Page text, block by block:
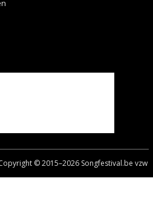
© 2015–2026Songfestival.be vzw